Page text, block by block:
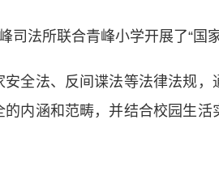
法所联合青峰小学开展了“国家
法、反间谍法等法律法规，
内涵和范畴，并结合校园生